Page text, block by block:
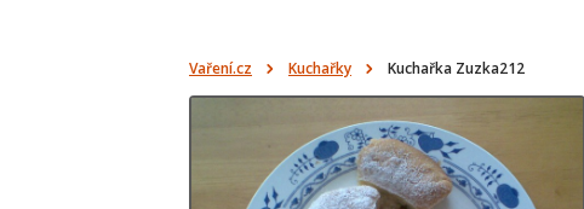
Vaření.cz Kuchařky Kuchařka Zuzka212